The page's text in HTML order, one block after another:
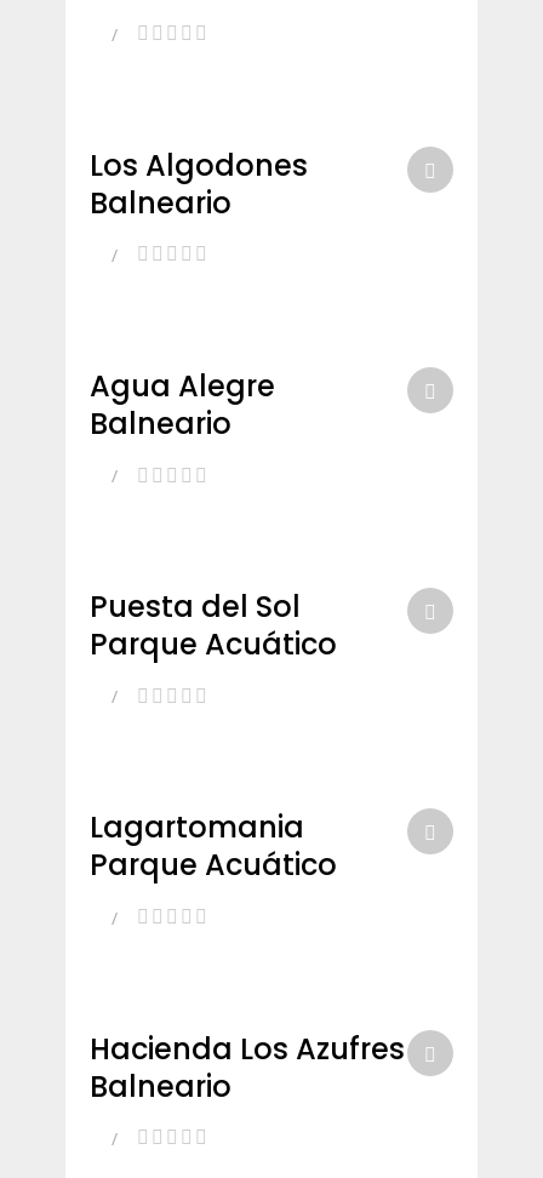
Los Algodones
Balneario
Agua Alegre
Balneario
Puesta del Sol
Parque Acuático
Lagartomania
Parque Acuático
Hacienda Los Azufres
Balneario